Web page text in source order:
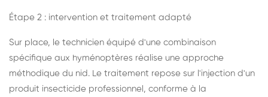
Étape 2 : intervention et traitement adapté
Sur place, le technicien équipé d'une combinaison
spécifique aux hyménoptères réalise une approche
méthodique du nid. Le traitement repose sur l'injection d'un
produit insecticide professionnel, conforme à la